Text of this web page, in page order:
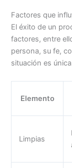
Factores que
El éxito de un
factores, entre
persona, su fe,
situación es
Elemento
Limpias